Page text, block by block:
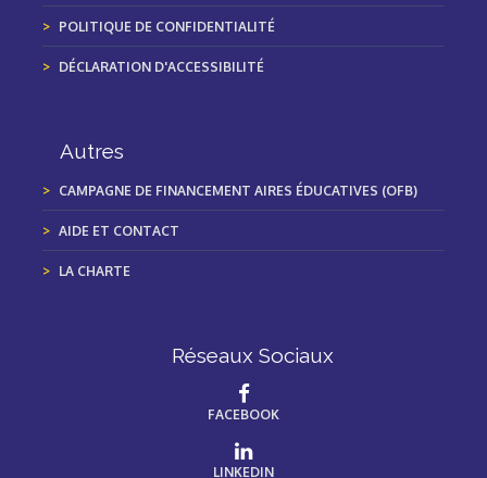
POLITIQUE DE CONFIDENTIALITÉ
DÉCLARATION D'ACCESSIBILITÉ
Autres
CAMPAGNE DE FINANCEMENT AIRES ÉDUCATIVES (OFB)
AIDE ET CONTACT
LA CHARTE
Réseaux Sociaux
FACEBOOK
LINKEDIN